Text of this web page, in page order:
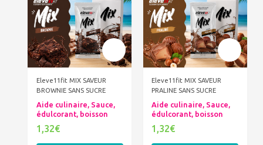
Eleve11fit MIX SAVEUR
BROWNIE SANS SUCRE
Aide culinaire, Sauce,
édulcorant, boisson
1,32€
Eleve11fit MIX SAVEUR
PRALINE SANS SUCRE
Aide culinaire, Sauce,
édulcorant, boisson
1,32€